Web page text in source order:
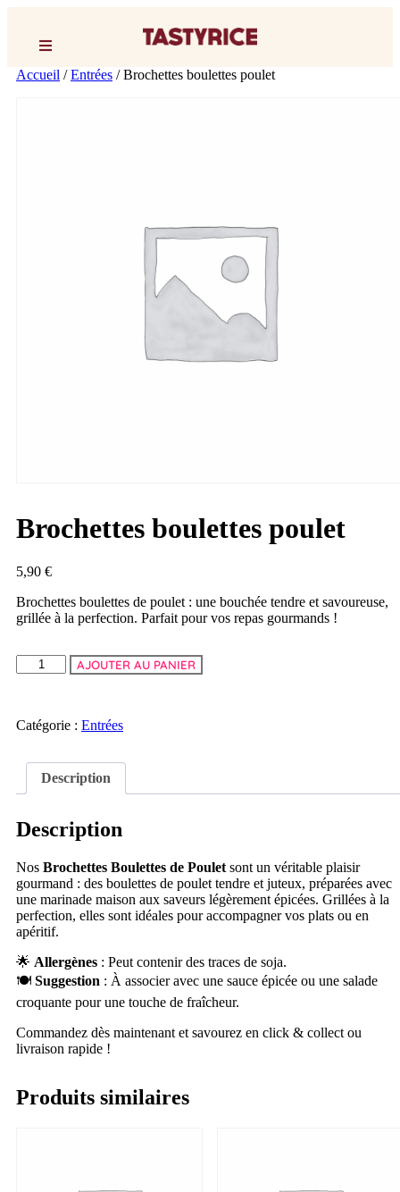
Accueil /Entrées / Brochettes boulettes poulet
Brochettes boulettes poulet
5,90 €
Brochettes boulettes de poulet : une bouchée tendre et savoureuse,
grillée à la perfection. Parfait pour vos repas gourmands !
AJOUTER AU PANIER
Catégorie : Entrées
Description
Description
Nos Brochettes Boulettes de Poulet sont un véritable plaisir
gourmand : des boulettes de poulet tendre et juteux, préparées avec
une marinade maison aux saveurs légèrement épicées. Grillées à la
perfection, elles sont idéales pour accompagner vos plats ou en
apéritif.
🌟 Allergènes : Peut contenir des traces de soja.
🍽 Suggestion : À associer avec une sauce épicée ou une salade
croquante pour une touche de fraîcheur.
Commandez dès maintenant et savourez en click & collect ou
livraison rapide !
Produits similaires